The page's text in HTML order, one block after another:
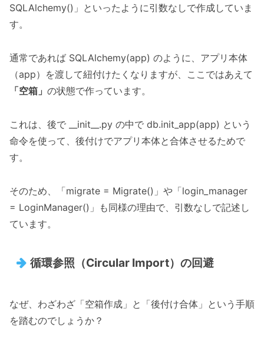
SQLAlchemy()」といったように引数なしで作成していま
す。
通常であれば SQLAlchemy(app) のように、アプリ本体
（app）を渡して紐付けたくなりますが、ここではあえて
「空箱」 の状態で作っています。
これは、後で __init__.py の中で db.init_app(app) という
命令を使って、後付けでアプリ本体と合体させるためで
す。
そのため、「migrate = Migrate()」や「login_manager
= LoginManager()」も同様の理由で、引数なしで記述し
ています。
循環参照（Circular Import）の回避
なぜ、わざわざ「空箱作成」と「後付け合体」という手順
を踏むのでしょうか？